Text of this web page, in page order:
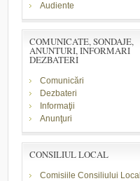
Audiente
COMUNICATE, SONDAJE,
ANUNTURI, INFORMARI
DEZBATERI
Comunicări
Dezbateri
Informaţii
Anunţuri
CONSILIUL LOCAL
Comisiile Consiliului Local